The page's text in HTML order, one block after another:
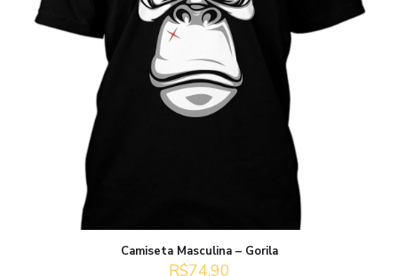
Camiseta Masculina – Gorila
R$74,90